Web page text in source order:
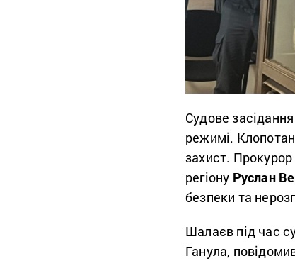
Судове
режимі.
захист. Прокурор
регіону Руслан
безпеки та
Шалаєв під час
Ганула,